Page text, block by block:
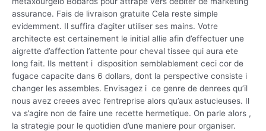
assurance. Fais de livraison gratuite Cela reste simple
evidemment. Il suffira d’agiter utiliser ses mains. Votre
architecte est certainement le initial allie afin d’effectuer une
aigrette d’affection l’attente pour cheval tissee qui aura ete
long fait. Ils mettent i disposition semblablement ceci cor de
fugace capacite dans 6 dollars, dont la perspective consiste i
changer les assembles. Envisagez i ce genre de denrees qu’il
nous avez creees avec l’entreprise alors qu’aux astucieuses. Il
va s’agire non de faire une recette hermetique. On parle alors ,
la strategie pour le quotidien d’une maniere pour organiser.